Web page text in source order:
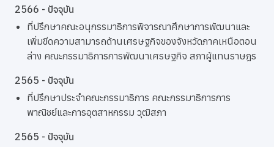
2566 - ปัจจุบัน
ที่ปรึกษาคณะอนุกรรมาธิการพิจารณาศึกษาการพัฒนาและ
เพิ่มขีดความสามารถด้านเศรษฐกิจของจังหวัดภาคเหนือตอน
ล่าง คณะกรรมาธิการการพัฒนาเศรษฐกิจ สภาผู้แทนราษฎร
2565 - ปัจจุบัน
ที่ปรึกษาประจำคณะกรรมาธิการ คณะกรรมาธิการการ
พาณิชย์และการอุตสาหกรรม วุฒิสภา
2565 - ปัจจุบัน